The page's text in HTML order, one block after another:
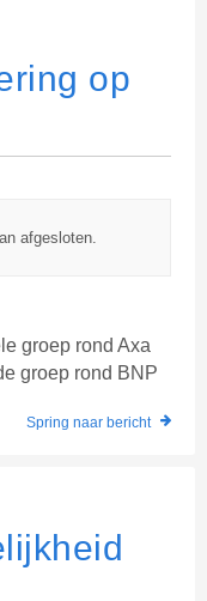
op
afgesloten.
groep rond Axa
groep rond BNP
Spring naar bericht